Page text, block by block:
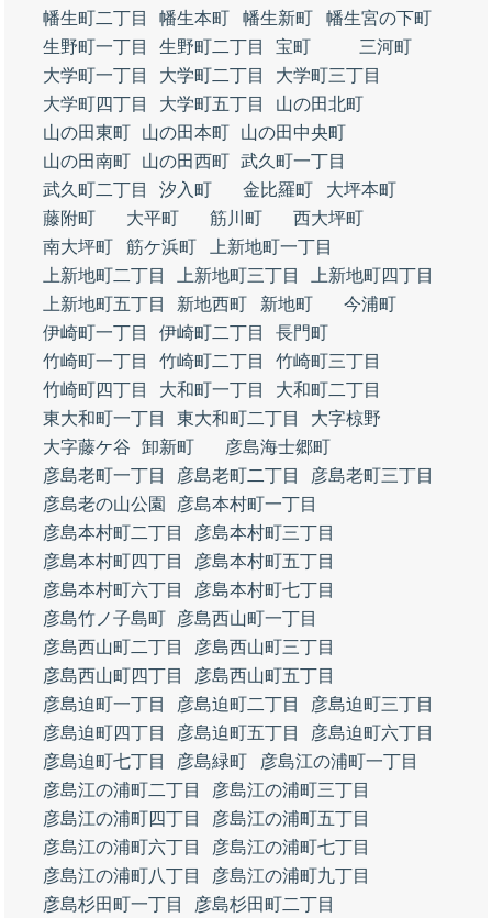
幡生町二丁目
幡生本町 幡生新町
幡生宮の下町
生野町一丁目
生野町二丁目 宝町
三河町
大学町一丁目
大学町二丁目
大学町三丁目
大学町四丁目
大学町五丁目
山の田北町
山の田東町
山の田本町
山の田中央町
山の田南町
山の田西町 武久町一丁目
武久町二丁目
汐入町 金比羅町
大坪本町
藤附町
大平町 筋川町
西大坪町
南大坪町
筋ケ浜町
上新地町一丁目
上新地町二丁目
上新地町三丁目
上新地町四丁目
上新地町五丁目
新地西町 新地町
今浦町
伊崎町一丁目
伊崎町二丁目
長門町
竹崎町一丁目
竹崎町二丁目
竹崎町三丁目
竹崎町四丁目
大和町一丁目
大和町二丁目
東大和町一丁目
東大和町二丁目
大字椋野
大字藤ケ谷
卸新町
彦島海士郷町
彦島老町一丁目
彦島老町二丁目
彦島老町三丁目
彦島老の山公園
彦島本村町一丁目
彦島本村町二丁目
彦島本村町三丁目
彦島本村町四丁目
彦島本村町五丁目
彦島本村町六丁目
彦島本村町七丁目
彦島竹ノ子島町
彦島西山町一丁目
彦島西山町二丁目
彦島西山町三丁目
彦島西山町四丁目
彦島西山町五丁目
彦島迫町一丁目
彦島迫町二丁目
彦島迫町三丁目
彦島迫町四丁目
彦島迫町五丁目
彦島迫町六丁目
彦島迫町七丁目
彦島緑町
彦島江の浦町一丁目
彦島江の浦町二丁目
彦島江の浦町三丁目
彦島江の浦町四丁目
彦島江の浦町五丁目
彦島江の浦町六丁目
彦島江の浦町七丁目
彦島江の浦町八丁目
彦島江の浦町九丁目
彦島杉田町一丁目
彦島杉田町二丁目